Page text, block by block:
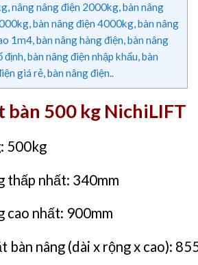
nâng nâng điện 2000kg, bàn nâng
bàn nâng điện 4000kg, bàn nâng
1m4, bàn nâng hàng điện, bàn nâng
định, bàn nâng điện nhập khẩu, bàn
giá rẻ, bàn nâng điện..
bàn 500 kg NichiLIFT
500kg
thấp nhất: 340mm
cao nhất: 900mm
bàn nâng (dài x rộng x cao):